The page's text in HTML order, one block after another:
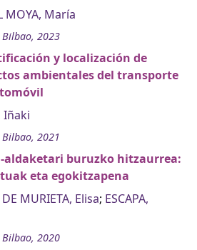
MOYA, María
Bilbao, 2023
y localización de
ambientales del transporte
Iñaki
Bilbao, 2021
aldaketari buruzko hitzaurrea:
eta egokitzapena
MURIETA, Elisa; ESCAPA,
Bilbao, 2020